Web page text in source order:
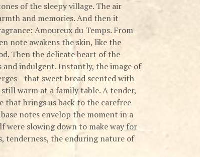
of the sleepy village. The air
and memories. And then it
Amoureux du Temps. From
note awakens the skin, like the
Then the delicate heart of the
indulgent. Instantly, the image of
sweet bread scented with
warm at a family table. A tender,
that brings us back to the carefree
notes envelop the moment in a
were slowing down to make way for
tenderness, the enduring nature of